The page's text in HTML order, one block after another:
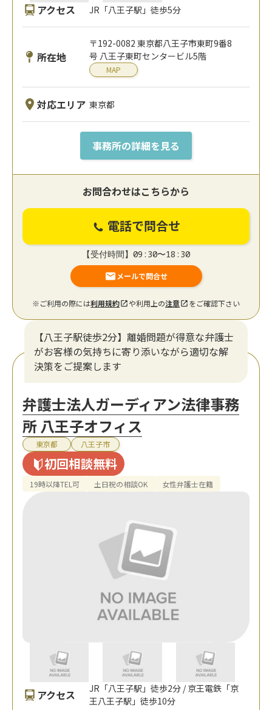
アクセス JR「八王子駅」徒歩5分
所在地
〒192-0082 東京都八王子市東町9番8
号 八王子東町センタービル5階
MAP
対応エリア 東京都
事務所の詳細を見る
お問合わせはこちらから
電話で問合せ
【受付時間】09:30〜18:30
メールで問合せ
※ご利用の際には利用規約 や利用上の注意 をご確認下さい
【八王子駅徒歩2分】離婚問題が得意な弁護士
がお客様の気持ちに寄り添いながら適切な解
決策をご提案します
弁護士法人ガーディアン法律事務
所 八王子オフィス
東京都 八王子市
初回相談無料
19時以降TEL可 土日祝の相談OK 女性弁護士在籍
アクセス
JR「八王子駅」徒歩2分 / 京王電鉄「京
王八王子駅」徒歩10分